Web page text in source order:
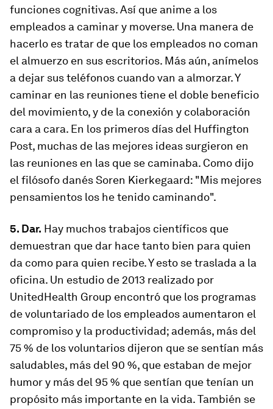
funciones cognitivas. Así que anime a los
empleados a caminar y moverse. Una manera de
hacerlo es tratar de que los empleados no coman
el almuerzo en sus escritorios. Más aún, anímelos
a dejar sus teléfonos cuando van a almorzar. Y
caminar en las reuniones tiene el doble beneficio
del movimiento, y de la conexión y colaboración
cara a cara. En los primeros días del Huffington
Post, muchas de las mejores ideas surgieron en
las reuniones en las que se caminaba. Como dijo
el filósofo danés Soren Kierkegaard: "Mis mejores
pensamientos los he tenido caminando".
5. Dar. Hay muchos trabajos científicos que
demuestran que dar hace tanto bien para quien
da como para quien recibe. Y esto se traslada a la
oficina. Un estudio de 2013 realizado por
UnitedHealth Group encontró que los programas
de voluntariado de los empleados aumentaron el
compromiso y la productividad; además, más del
75 % de los voluntarios dijeron que se sentían más
saludables, más del 90 %, que estaban de mejor
humor y más del 95 % que sentían que tenían un
propósito más importante en la vida. También se